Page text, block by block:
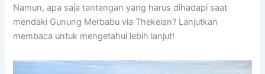
Namun, apa saja tantangan yang harus dihadapi saat
mendaki Gunung Merbabu via Thekelan? Lanjutkan
membaca untuk mengetahui lebih lanjut!